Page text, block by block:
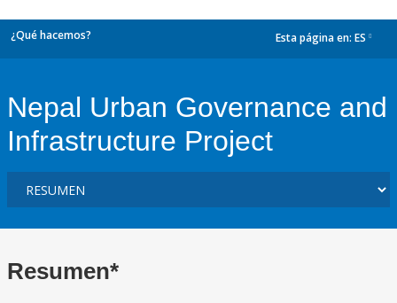
¿Qué hacemos? Esta página en: ES
Nepal Urban Governance and
Infrastructure Project
Resumen*